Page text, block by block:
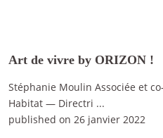
Art de vivre by ORIZON !
Stéphanie Moulin Associée et
Habitat — Directri ...
published on 26 janvier 2022